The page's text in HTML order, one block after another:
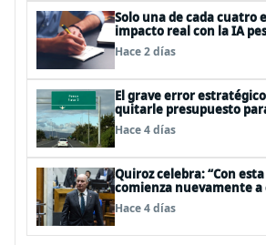
Solo una de cada cuatro
impacto real con la IA
según el Foro Económico
Hace 2 días
El grave error
quitarle presupuesto
vial del Biobío
Hace 4 días
Quiroz celebra: “Con
comienza nuevamente a
Hace 4 días